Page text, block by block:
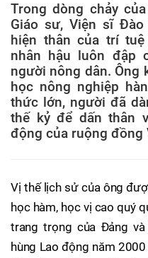
Trong dòng chảy
Giáo sư, Viện sĩ
hiện thân của trí
nhân hậu luôn đập
người nông dân. Ông
học nông nghiệp
thức lớn, người đã
thế kỷ để dấn thân
động của ruộng đồng
Vị thế lịch sử của ông
học hàm, học vị cao quý
trang trọng của Đảng
hùng Lao động năm